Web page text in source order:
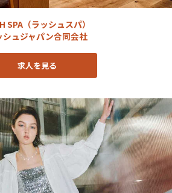
SPA（ラッシュスパ）
シュジャパン合同会社
求人を見る